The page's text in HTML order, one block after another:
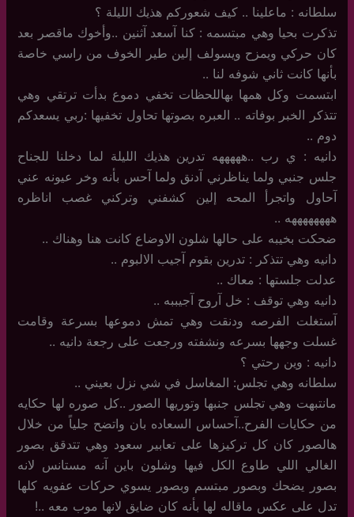
سلطانه : ماعلينا .. كيف شعوركم هذيك الليلة ؟
تذكرت بحيا وهي مبتسمه : كنا آسعد آثنين ..وأخوك ماقصر بعد
كان حركي ويمزح ويسولف إلين طير الخوف من راسي خاصة
بأنها كانت ثاني شوفه لنا ..
ابتسمت وكل همها بهاللحظات تخفي دموع بدأت ترتقي وهي
تتذكر الخبر بوفاته .. العبره بصوتها تحاول تخفيها :ربي يسعدكم
دوم ..
دانيه : ي رب ..هههههه تدرين هذيك الليلة لما دخلنا للجناح
جلس جنبي ولما يناظرني آدنق ولما آحس بأنه وخر عيونه عني
آحاول واتجرأ المحه إلين كشفني وتركني غصب اناظره
ههههههههه ..
ضحكت بخيبه على حالها شلون الاوضاع كانت هنا وهناك ..
دانيه وهي تتذكر : تدرين بقوم آجيب الالبوم ..
عدلت جلستها : معاك ..
دانيه وهي توقف : خل آروح آجيببه ..
آستغلت الفرصه ودنقت وهي تمش دموعها بسرعة وقامت
غسلت وجهها بسرعه ونشفته ورجعت على رجعة دانيه ..
دانيه : وين رحتي ؟
سلطانه وهي تجلس: المغاسل في شي نزل بعيني ..
مانتبهت وهي تجلس جنبها وتوريها الصور ..كل صوره لها حكايه
من حكايات الفرح..آحساس السعاده بان واتضح جلياً من خلال
هالصور كان كل تركيزها على تعابير سعود وهي تتدقق بصور
الغالي اللي طاوع الكل فيها وشلون باين آنه مستانس لانه
بصور يضحك وبصور مبتسم وبصور يسوي حركات عفويه كلها
تدل على عكس ماقاله لها بأنه كان ضايق لانها موب معه ..!